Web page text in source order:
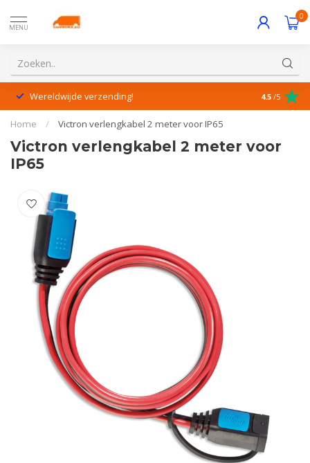
MENU
0
Wereldwijde verzending! 4.5 /5
Home / Victron verlengkabel 2 meter voor IP65
Victron verlengkabel 2 meter voor
IP65